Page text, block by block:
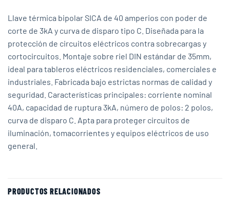
Llave térmica bipolar SICA de 40 amperios con poder de
corte de 3kA y curva de disparo tipo C. Diseñada para la
protección de circuitos eléctricos contra sobrecargas y
cortocircuitos. Montaje sobre riel DIN estándar de 35mm,
ideal para tableros eléctricos residenciales, comerciales e
industriales. Fabricada bajo estrictas normas de calidad y
seguridad. Características principales: corriente nominal
40A, capacidad de ruptura 3kA, número de polos: 2 polos,
curva de disparo C. Apta para proteger circuitos de
iluminación, tomacorrientes y equipos eléctricos de uso
general.
PRODUCTOS RELACIONADOS